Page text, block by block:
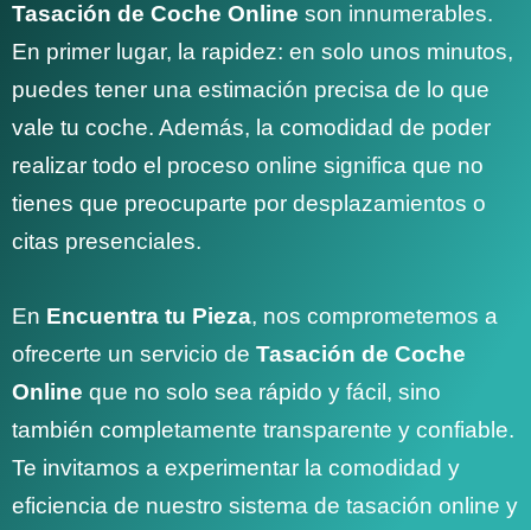
Tasación de Coche Online son innumerables.
En primer lugar, la rapidez: en solo unos minutos,
puedes tener una estimación precisa de lo que
vale tu coche. Además, la comodidad de poder
realizar todo el proceso online significa que no
tienes que preocuparte por desplazamientos o
citas presenciales.
En Encuentra tu Pieza, nos comprometemos a
ofrecerte un servicio de Tasación de Coche
Online que no solo sea rápido y fácil, sino
también completamente transparente y confiable.
Te invitamos a experimentar la comodidad y
eficiencia de nuestro sistema de tasación online y